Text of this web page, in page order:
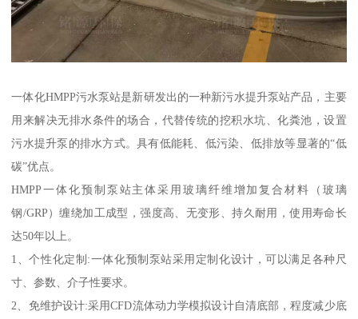
一体化HMPP污水泵站是新研发出的一种新污水提升泵站产品，主要
用来解决无排水条件的场合，代替传统的挖积水坑、化粪池，设置
污水提升泵的排水方式。具有低能耗、低污染、低排放等显著的“低
碳”优点。
HMPP一体化预制泵站主体采用玻璃纤维增加复合材料（玻璃
钢/GRP）缠绕加工成型，强度高、无变形、持久耐用，使用寿命长
达50年以上。
1、个性化定制:一体化预制泵站采用定制化设计，可以满足各种尺
寸、参数、介子性要求。
2、免维护设计:采用CFD流体动力学模拟设计自清底部，程度减少底